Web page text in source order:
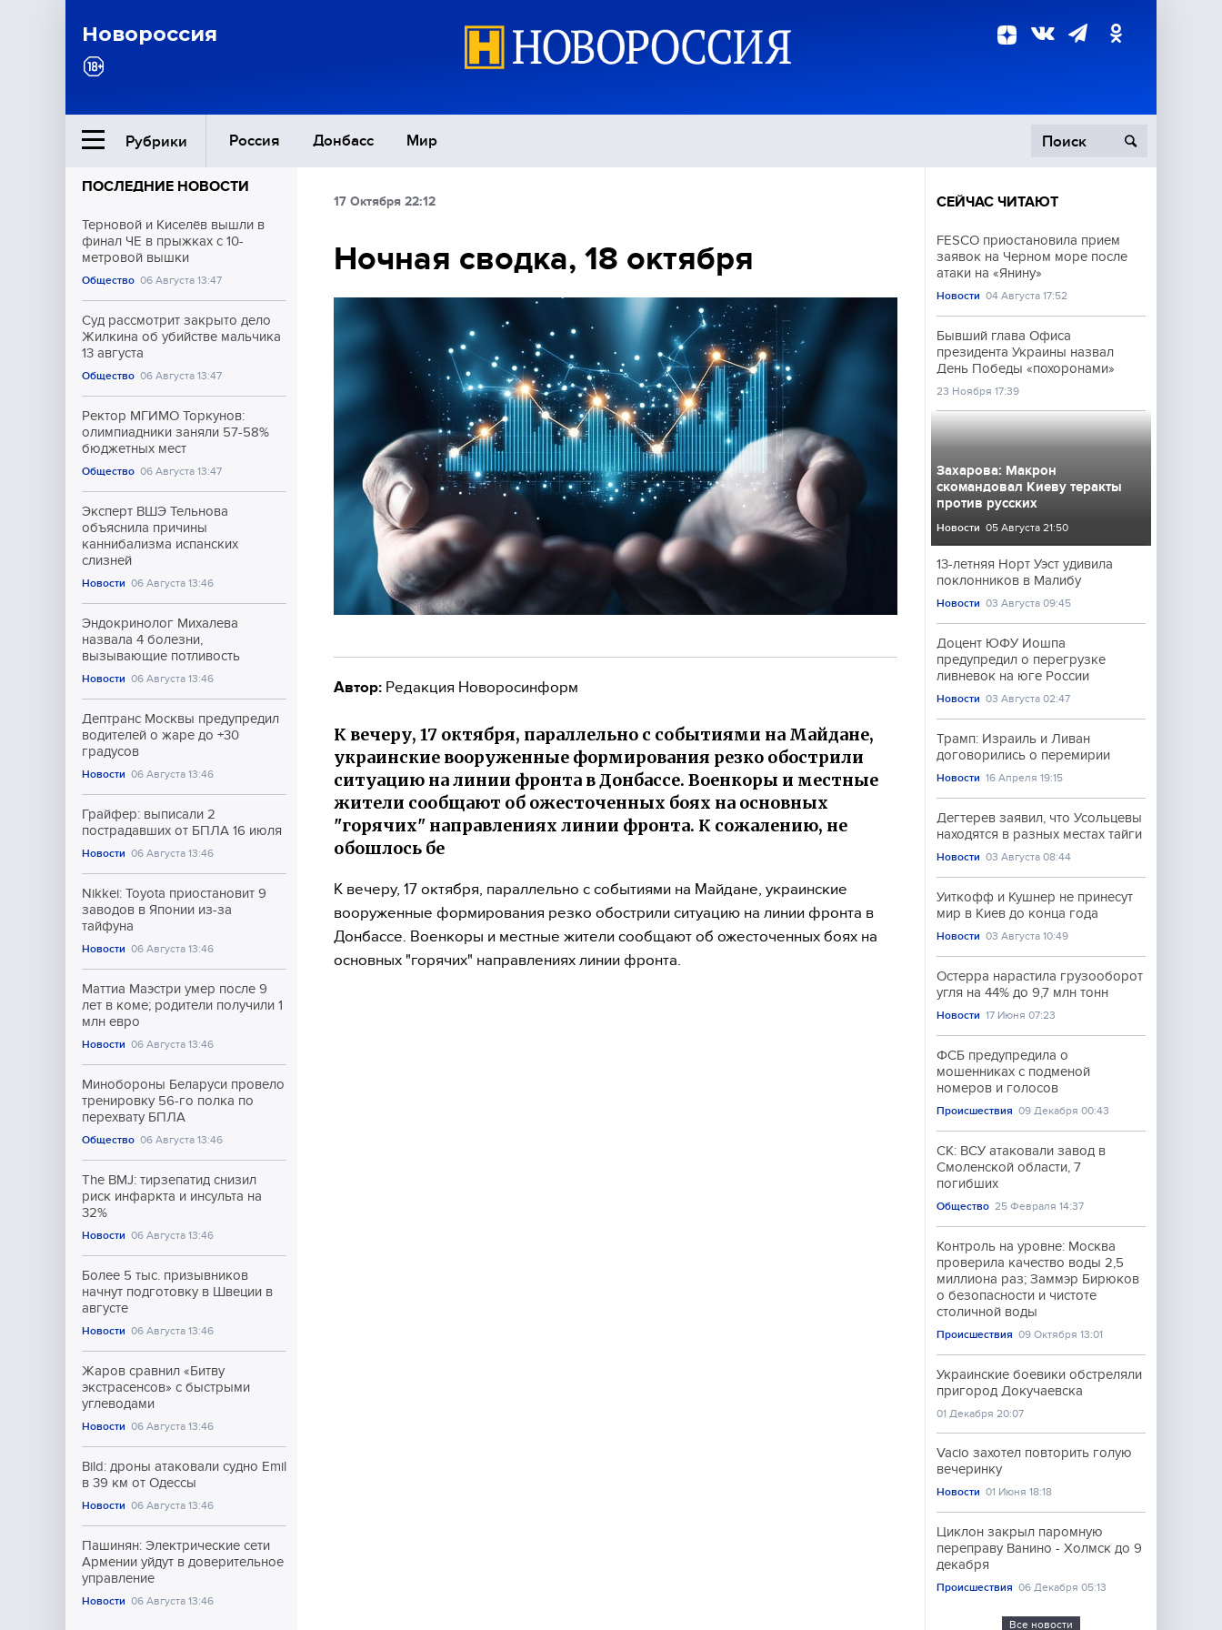
Новороссия
Рубрики Россия Донбасс Мир
Ближний Восток
Общество
Экономика
Происшествия
Культура
Спорт
ПОСЛЕДНИЕ НОВОСТИ
Терновой и Киселёв вышли в
финал ЧЕ в прыжках с 10-
метровой вышки
Общество 06 Августа 13:47
Суд рассмотрит закрыто дело
Жилкина об убийстве мальчика
13 августа
Общество 06 Августа 13:47
Ректор МГИМО Торкунов:
олимпиадники заняли 57-58%
бюджетных мест
Общество 06 Августа 13:47
Эксперт ВШЭ Тельнова
объяснила причины
каннибализма испанских
слизней
Новости 06 Августа 13:46
Эндокринолог Михалева
назвала 4 болезни,
вызывающие потливость
Новости 06 Августа 13:46
Дептранс Москвы предупредил
водителей о жаре до +30
градусов
Новости 06 Августа 13:46
Грайфер: выписали 2
пострадавших от БПЛА 16 июля
Новости 06 Августа 13:46
Nikkei: Toyota приостановит 9
заводов в Японии из-за
тайфуна
Новости 06 Августа 13:46
Маттиа Маэстри умер после 9
лет в коме; родители получили 1
млн евро
Новости 06 Августа 13:46
Минобороны Беларуси провело
тренировку 56-го полка по
перехвату БПЛА
Общество 06 Августа 13:46
The BMJ: тирзепатид снизил
риск инфаркта и инсульта на
32%
Новости 06 Августа 13:46
Более 5 тыс. призывников
начнут подготовку в Швеции в
августе
Новости 06 Августа 13:46
Жаров сравнил «Битву
экстрасенсов» с быстрыми
углеводами
Новости 06 Августа 13:46
Bild: дроны атаковали судно Emil
в 39 км от Одессы
Новости 06 Августа 13:46
Пашинян: Электрические сети
Армении уйдут в доверительное
управление
Новости 06 Августа 13:46
17 Октября 22:12
Ночная сводка, 18 октября
Автор: Редакция Новоросинформ
К вечеру, 17 октября, параллельно с событиями на Майдане,
украинские вооруженные формирования резко обострили
ситуацию на линии фронта в Донбассе. Военкоры и местные
жители сообщают об ожесточенных боях на основных
"горячих" направлениях линии фронта. К сожалению, не
обошлось бе
К вечеру, 17 октября, параллельно с событиями на Майдане, украинские
вооруженные формирования резко обострили ситуацию на линии фронта в
Донбассе. Военкоры и местные жители сообщают об ожесточенных боях на
основных "горячих" направлениях линии фронта.
СЕЙЧАС ЧИТАЮТ
FESCO приостановила прием
заявок на Черном море после
атаки на «Янину»
Новости 04 Августа 17:52
Бывший глава Офиса
президента Украины назвал
День Победы «похоронами»
23 Ноября 17:39
Захарова: Макрон
скомандовал Киеву теракты
против русских
Новости 05 Августа 21:50
13-летняя Норт Уэст удивила
поклонников в Малибу
Новости 03 Августа 09:45
Доцент ЮФУ Иошпа
предупредил о перегрузке
ливневок на юге России
Новости 03 Августа 02:47
Трамп: Израиль и Ливан
договорились о перемирии
Новости 16 Апреля 19:15
Дегтерев заявил, что Усольцевы
находятся в разных местах тайги
Новости 03 Августа 08:44
Уиткофф и Кушнер не принесут
мир в Киев до конца года
Новости 03 Августа 10:49
Остерра нарастила грузооборот
угля на 44% до 9,7 млн тонн
Новости 17 Июня 07:23
ФСБ предупредила о
мошенниках с подменой
номеров и голосов
Происшествия 09 Декабря 00:43
СК: ВСУ атаковали завод в
Смоленской области, 7
погибших
Общество 25 Февраля 14:37
Контроль на уровне: Москва
проверила качество воды 2,5
миллиона раз; Заммэр Бирюков
о безопасности и чистоте
столичной воды
Происшествия 09 Октября 13:01
Украинские боевики обстреляли
пригород Докучаевска
01 Декабря 20:07
Vacio захотел повторить голую
вечеринку
Новости 01 Июня 18:18
Циклон закрыл паромную
переправу Ванино - Холмск до 9
декабря
Происшествия 06 Декабря 05:13
Все новости